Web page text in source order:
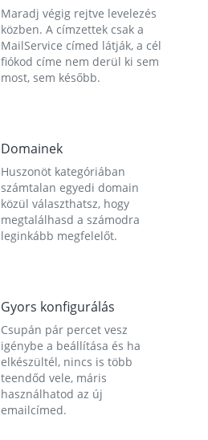
Maradj végig rejtve levelezés
közben. A címzettek csak a
MailService címed látják, a cél
fiókod címe nem derül ki sem
most, sem később.
Domainek
Huszonöt kategóriában
számtalan egyedi domain
közül választhatsz, hogy
megtalálhasd a számodra
leginkább megfelelőt.
Gyors konfigurálás
Csupán pár percet vesz
igénybe a beállítása és ha
elkészültél, nincs is több
teendőd vele, máris
használhatod az új
emailcímed.